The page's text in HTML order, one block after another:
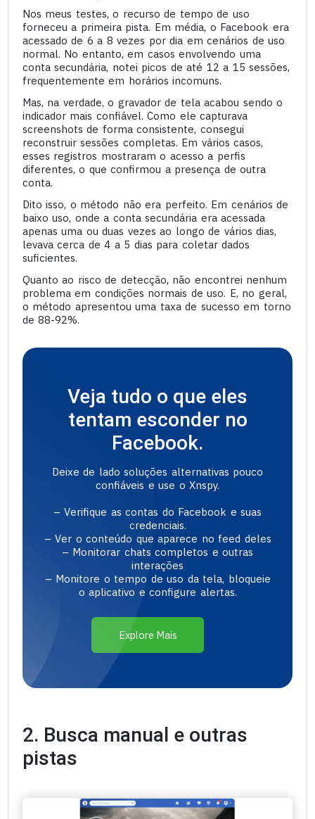
Nos meus testes, o recurso de tempo de uso
forneceu a primeira pista. Em média, o Facebook era
acessado de 6 a 8 vezes por dia em cenários de uso
normal. No entanto, em casos envolvendo uma
conta secundária, notei picos de até 12 a 15 sessões,
frequentemente em horários incomuns.
Mas, na verdade, o gravador de tela acabou sendo o
indicador mais confiável. Como ele capturava
screenshots de forma consistente, consegui
reconstruir sessões completas. Em vários casos,
esses registros mostraram o acesso a perfis
diferentes, o que confirmou a presença de outra
conta.
Dito isso, o método não era perfeito. Em cenários de
baixo uso, onde a conta secundária era acessada
apenas uma ou duas vezes ao longo de vários dias,
levava cerca de 4 a 5 dias para coletar dados
suficientes.
Quanto ao risco de detecção, não encontrei nenhum
problema em condições normais de uso. E, no geral,
o método apresentou uma taxa de sucesso em torno
de 88-92%.
Veja tudo o que eles
tentam esconder no
Facebook.
Deixe de lado soluções alternativas pouco
confiáveis e use o Xnspy.
– Verifique as contas do Facebook e suas
credenciais.
– Ver o conteúdo que aparece no feed deles
– Monitorar chats completos e outras
interações
– Monitore o tempo de uso da tela, bloqueie
o aplicativo e configure alertas.
Explore Mais
2. Busca manual e outras
pistas